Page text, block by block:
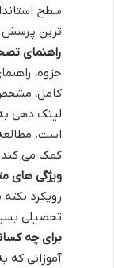
سطح
ترین پرسش
راهنمای
جزوه،
کامل،
لینک دهی
است.
کمک می
ویژگی های
رویکرد
تحصیلی
برای چه
آموزانی که